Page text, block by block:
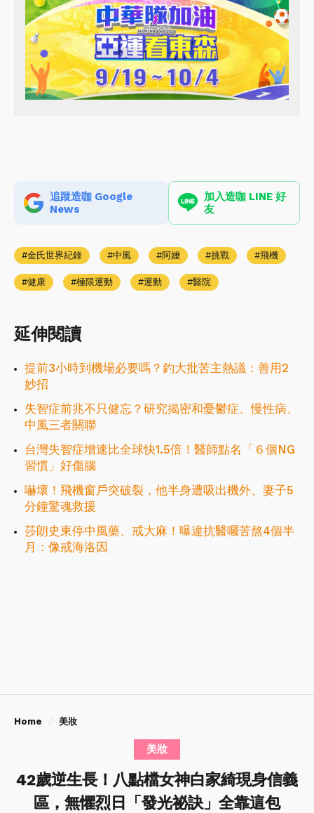
追蹤造咖 Google
News
加入造咖 LINE 好
友
金氏世界紀錄 中風 阿嬤 挑戰 飛機
健康 極限運動 運動 醫院
延伸閱讀
提前3小時到機場必要嗎？釣大批苦主熱議：善用2
妙招
失智症前兆不只健忘？研究揭密和憂鬱症、慢性病、
中風三者關聯
台灣失智症增速比全球快1.5倍！醫師點名「６個NG
習慣」好傷腦
嚇壞！飛機窗戶突破裂，他半身遭吸出機外、妻子5
分鐘驚魂救援
莎朗史東停中風藥、戒大麻！曝違抗醫囑苦熬4個半
月：像戒海洛因
Home 美妝
美妝
42歲逆生長！八點檔女神白家綺現身信義
區，無懼烈日「發光祕訣」全靠這包